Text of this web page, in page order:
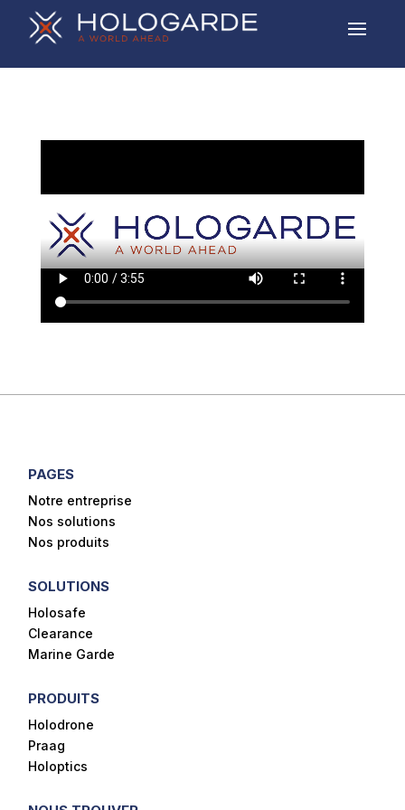
PAGES
Notre entreprise
Nos solutions
Nos produits
SOLUTIONS
Holosafe
Clearance
Marine Garde
PRODUITS
Holodrone
Praag
Holoptics